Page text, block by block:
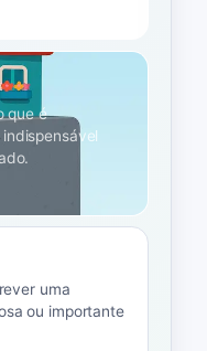
que é
uma
ou importante